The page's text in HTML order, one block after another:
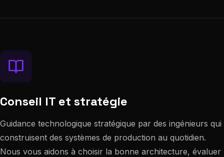
Conseil IT et stratégie
Guidance technologique stratégique par des ingénieurs qui
construisent des systèmes de production au quotidien.
Nous vous aidons à choisir la bonne architecture, évaluer